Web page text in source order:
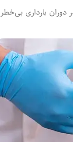
بارداری